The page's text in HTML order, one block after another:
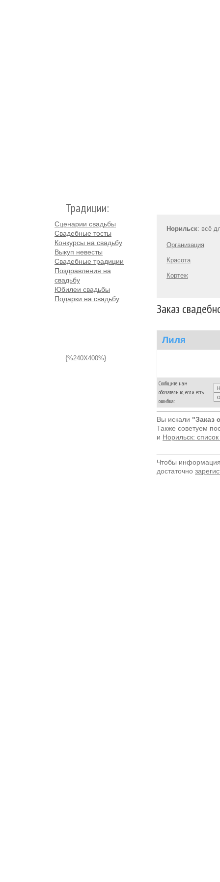
Традиции:
Сценарии свадьбы
Свадебные тосты
Конкурсы на свадьбу
Выкуп невесты
Свадебные традиции
Поздравления на
свадьбу
Юбилеи свадьбы
Подарки на свадьбу
{%240X400%}
Норильск: всё
Организация
Красота
Кортеж
Заказ
Лиля
Сообщите нам
обязательно, если есть
ошибка:
Вы искали "Заказ
Также советуем
и Норильск:
Чтобы
достаточно